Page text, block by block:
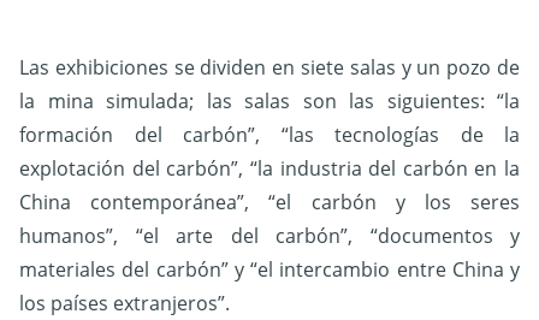
Las exhibiciones se dividen en siete salas y un pozo de
la mina simulada; las salas son las siguientes: “la
formación del carbón”, “las tecnologías de la
explotación del carbón”, “la industria del carbón en la
China contemporánea”, “el carbón y los seres
humanos”, “el arte del carbón”, “documentos y
materiales del carbón” y “el intercambio entre China y
los países extranjeros”.